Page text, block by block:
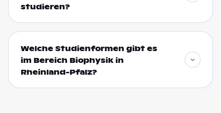
studieren?
Welche Studienformen gibt es
im Bereich Biophysik in
Rheinland-Pfalz?